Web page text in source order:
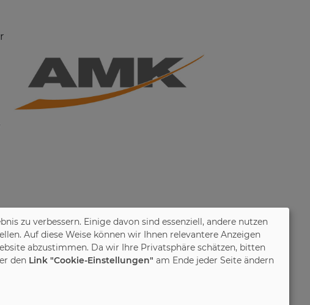
kann sich in den sozialen Netzwerken
über das laufende
unter:www.tag-der-kueche.de,
e.V.,www.amk.de.(AMK)
zu verbessern. Einige davon sind essenziell, andere nutzen
Auf diese Weise können wir Ihnen relevantere Anzeigen
abzustimmen. Da wir Ihre Privatsphäre schätzen, bitten
den Link "Cookie-Einstellungen" am Ende jeder Seite ändern